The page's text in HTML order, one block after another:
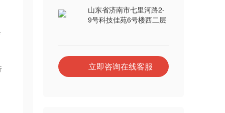
山东省济南市七里河路2-
9号科技佳苑6号楼西二层
立即咨询在线客服